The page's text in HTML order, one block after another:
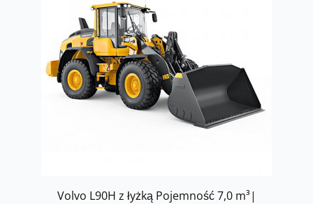
Volvo L90H z łyżką Pojemność 7,0 m³|